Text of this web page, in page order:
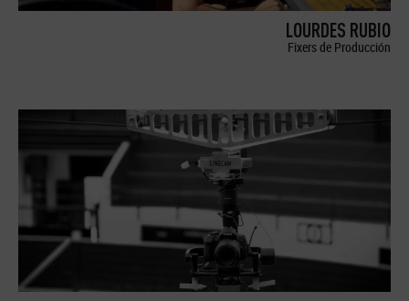
LOURDES RUBIO
Fixers de Producción